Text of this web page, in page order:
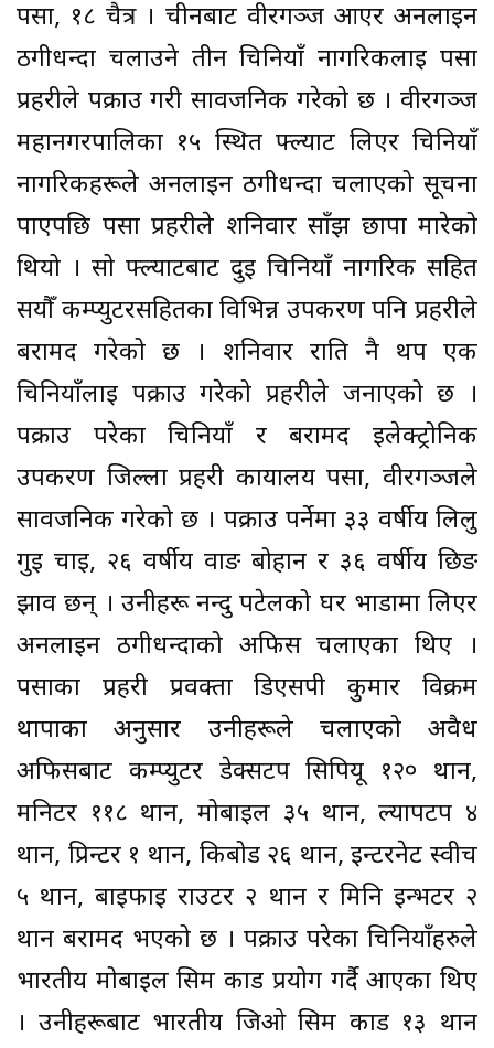
पर्सा, १८ चैत्र । चीनबाट वीरगञ्ज आएर अनलाइन
ठगीधन्दा चलाउने तीन चिनियाँ नागरिकलाई पर्सा
प्रहरीले पक्राउ गरी सार्वजनिक गरेको छ । वीरगञ्ज
महानगरपालिका १५ स्थित फ्ल्याट लिएर चिनियाँ
नागरिकहरूले अनलाइन ठगीधन्दा चलाएको सूचना
पाएपछि पर्सा प्रहरीले शनिवार साँझ छापा मारेको
थियो । सो फ्ल्याटबाट दुई चिनियाँ नागरिक सहित
सयौँ कम्प्युटरसहितका विभिन्न उपकरण पनि प्रहरीले
बरामद गरेको छ । शनिवार राति नै थप एक
चिनियाँलाई पक्राउ गरेको प्रहरीले जनाएको छ ।
पक्राउ परेका चिनियाँ र बरामद इलेक्ट्रोनिक
उपकरण जिल्ला प्रहरी कार्यालय पर्सा, वीरगञ्जले
सार्वजनिक गरेको छ । पक्राउ पर्नेमा ३३ वर्षीय लिलु
गुई चाइ, २६ वर्षीय वाङ बोहान र ३६ वर्षीय छिङ
झाव छन् । उनीहरू नन्दु पटेलको घर भाडामा लिएर
अनलाइन ठगीधन्दाको अफिस चलाएका थिए ।
पर्साका प्रहरी प्रवक्ता डिएसपी कुमार विक्रम
थापाका अनुसार उनीहरूले चलाएको अवैध
अफिसबाट कम्प्युटर डेक्सटप सिपियू १२० थान,
मनिटर ११८ थान, मोबाइल ३५ थान, ल्यापटप ४
थान, प्रिन्टर १ थान, किबोर्ड २६ थान, इन्टरनेट स्वीच
५ थान, बाइफाई राउटर २ थान र मिनि इन्भर्टर २
थान बरामद भएको छ । पक्राउ परेका चिनियाँहरुले
भारतीय मोबाइल सिम कार्ड प्रयोग गर्दै आएका थिए
। उनीहरूबाट भारतीय जिओ सिम कार्ड १३ थान